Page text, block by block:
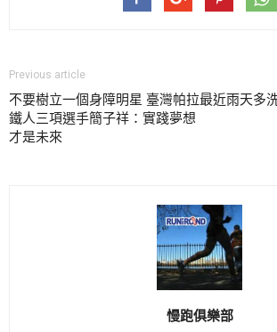
Previous article
不要樹立一個身障明星 臺灣帕拉
鐵人三項選手簡子祥：實踐夢想
才是未來
最近雨天多
慢跑俱樂部